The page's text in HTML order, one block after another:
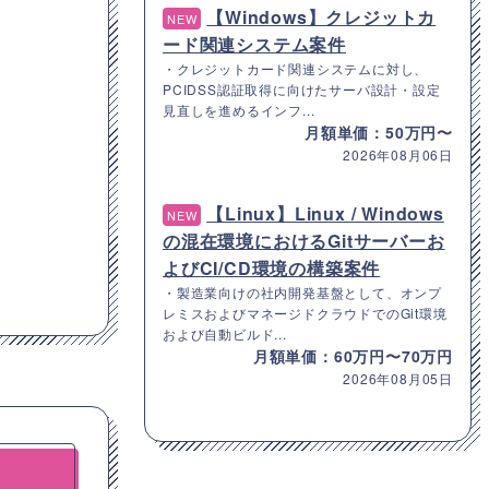
NEW
【Windows】クレジットカ
ード関連システム案件
・クレジットカード関連システムに対し、
PCIDSS認証取得に向けたサーバ設計・設定
見直しを進めるインフ...
月額単価：50万円〜
2026年08月06日
NEW
【Linux】Linux / Windows
の混在環境におけるGitサーバーお
よびCI/CD環境の構築案件
・製造業向けの社内開発基盤として、オンプ
レミスおよびマネージドクラウドでのGit環境
および自動ビルド...
月額単価：60万円〜70万円
2026年08月05日